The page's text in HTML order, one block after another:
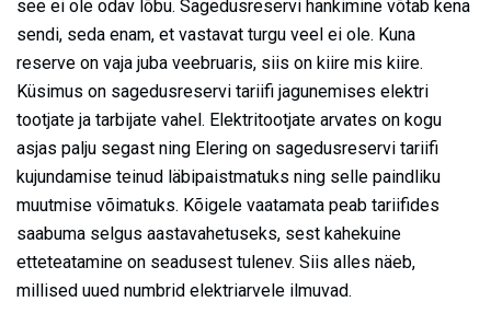
see ei ole odav lõbu. Sagedusreservi hankimine võtab kena
sendi, seda enam, et vastavat turgu veel ei ole. Kuna
reserve on vaja juba veebruaris, siis on kiire mis kiire.
Küsimus on sagedusreservi tariifi jagunemises elektri
tootjate ja tarbijate vahel. Elektritootjate arvates on kogu
asjas palju segast ning Elering on sagedusreservi tariifi
kujundamise teinud läbipaistmatuks ning selle paindliku
muutmise võimatuks. Kõigele vaatamata peab tariifides
saabuma selgus aastavahetuseks, sest kahekuine
etteteatamine on seadusest tulenev. Siis alles näeb,
millised uued numbrid elektriarvele ilmuvad.